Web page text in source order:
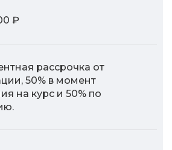
₽
рассрочка от
50% в момент
на курс и 50% по